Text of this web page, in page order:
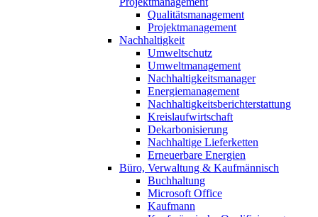
Qualitätsmanagement
Projektmanagement
Nachhaltigkeit
Umweltschutz
Umweltmanagement
Nachhaltigkeitsmanager
Energiemanagement
Nachhaltigkeitsberichterstattung
Kreislaufwirtschaft
Dekarbonisierung
Nachhaltige Lieferketten
Erneuerbare Energien
Büro, Verwaltung & Kaufmännisch
Buchhaltung
Microsoft Office
Kaufmann